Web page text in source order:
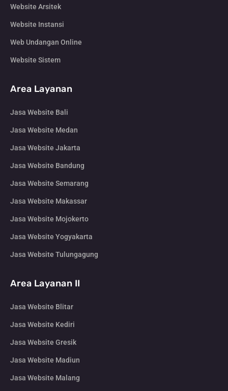
Website Arsitek
Website Instansi
Web Undangan Online
Website Sistem
Area Layanan
Jasa Website Bali
Jasa Website Medan
Jasa Website Jakarta
Jasa Website Bandung
Jasa Website Semarang
Jasa Website Makassar
Jasa Website Mojokerto
Jasa Website Yogyakarta
Jasa Website Tulungagung
Area Layanan II
Jasa Website Blitar
Jasa Website Kediri
Jasa Website Gresik
Jasa Website Madiun
Jasa Website Malang